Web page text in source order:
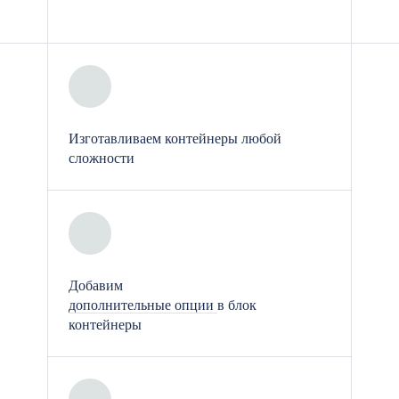
погодных факторов, что
гарантирует их надежную
Энергоэффективность:
Современные модульные
проходные могут быть оснащены
эффективными
теплоизоляционными
материалами, что позволяет
поддерживать комфортные
Изготавливаем контейнеры любой
сложности
Добавим
дополнительные опции в блок
контейнеры